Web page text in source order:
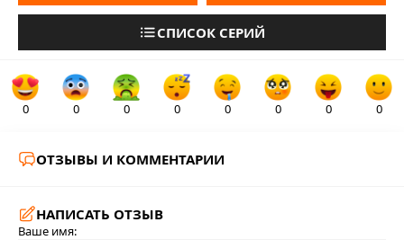
СПИСОК СЕРИЙ
0 0 0 0 0 0 0 0
ОТЗЫВЫ И КОММЕНТАРИИ
НАПИСАТЬ ОТЗЫВ
Ваше имя: